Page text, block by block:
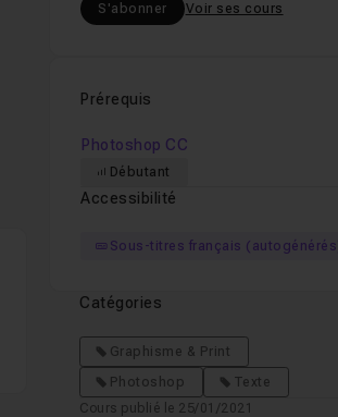
S'abonner Voir ses cours
Prérequis
Photoshop CC
Débutant
Accessibilité
Sous-titres français
Catégories
Graphisme & Print
Photoshop
Texte
Cours publié le 25/01/2021